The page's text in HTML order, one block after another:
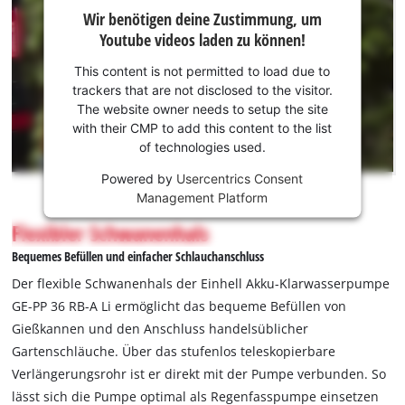
benötigen
deine
Zustimmung,
um Youtube
laden zu
können!
content
not
permitted
to
to
trackers
that
are
not
Wir benötigen deine Zustimmung, um
Youtube videos laden zu können!
This content is not permitted to load due to
trackers that are not disclosed to the visitor.
The website owner needs to setup the site
with their CMP to add this content to the list
of technologies used.
Powered by Usercentrics Consent
Management Platform
Flexibler Schwanenhals
Bequemes Befüllen und einfacher Schlauchanschluss
Der flexible Schwanenhals der Einhell Akku-Klarwasserpumpe
GE-PP 36 RB-A Li ermöglicht das bequeme Befüllen von
Gießkannen und den Anschluss handelsüblicher
Gartenschläuche. Über das stufenlos teleskopierbare
Verlängerungsrohr ist er direkt mit der Pumpe verbunden. So
lässt sich die Pumpe optimal als Regenfasspumpe einsetzen